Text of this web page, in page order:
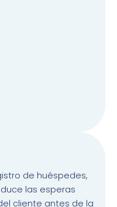
de huéspedes,
las esperas
cliente antes de la